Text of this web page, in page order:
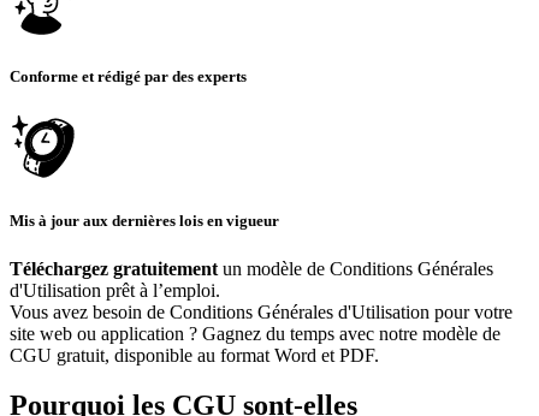
Conforme et rédigé par des experts
Mis à jour aux dernières lois en vigueur
Téléchargez gratuitement un modèle de Conditions Générales
d'Utilisation prêt à l’emploi.
Vous avez besoin de Conditions Générales d'Utilisation pour votre
site web ou application ? Gagnez du temps avec notre modèle de
CGU gratuit, disponible au format Word et PDF.
Pourquoi les CGU sont-elles